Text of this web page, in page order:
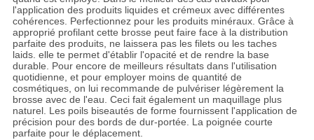
l'application des produits liquides et crémeux avec différentes
cohérences. Perfectionnez pour les produits minéraux. Grâce à
approprié profilant cette brosse peut faire face à la distribution
parfaite des produits, ne laissera pas les filets ou les taches
laids. elle te permet d'établir l'opacité et de rendre la base
durable. Pour encore de meilleurs résultats dans l'utilisation
quotidienne, et pour employer moins de quantité de
cosmétiques, on lui recommande de pulvériser légèrement la
brosse avec de l'eau. Ceci fait également un maquillage plus
naturel. Les poils biseautés de forme fournissent l'application de
précision pour des bords de dur-portée. La poignée courte
parfaite pour le déplacement.